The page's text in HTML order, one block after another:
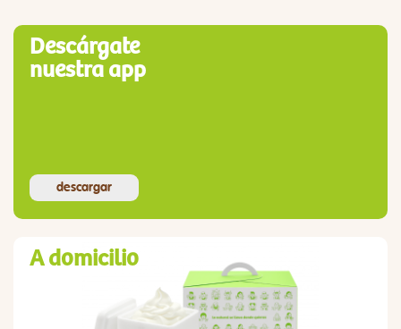
Descárgate
nuestra app
descargar
A domicilio